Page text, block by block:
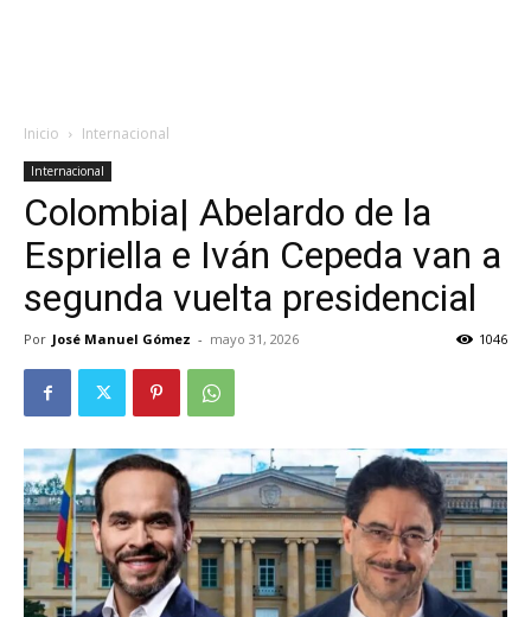
Inicio Internacional
Internacional
Colombia| Abelardo de la
Espriella e Iván Cepeda van a
segunda vuelta presidencial
Por José Manuel Gómez - mayo 31, 2026 1046